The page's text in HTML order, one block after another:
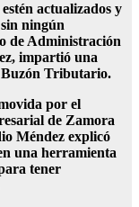
actualizados y
ningún
de Administración
impartió una
Buzón Tributario.
por el
de Zamora
Méndez explicó
una herramienta
tener